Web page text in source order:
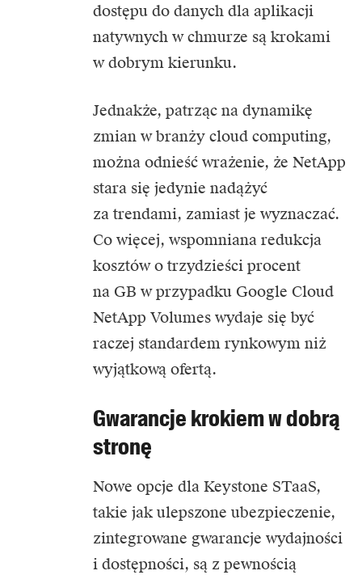
dostępu do danych dla aplikacji
natywnych w chmurze są krokami
w dobrym kierunku.
Jednakże, patrząc na dynamikę
zmian w branży cloud computing,
można odnieść wrażenie, że NetApp
stara się jedynie nadążyć
za trendami, zamiast je wyznaczać.
Co więcej, wspomniana redukcja
kosztów o trzydzieści procent
na GB w przypadku Google Cloud
NetApp Volumes wydaje się być
raczej standardem rynkowym niż
wyjątkową ofertą.
Gwarancje krokiem w dobrą
stronę
Nowe opcje dla Keystone STaaS,
takie jak ulepszone ubezpieczenie,
zintegrowane gwarancje wydajności
i dostępności, są z pewnością